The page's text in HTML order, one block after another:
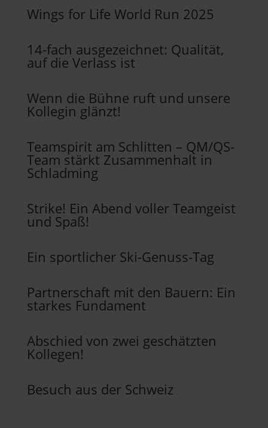
Wings for Life World Run 2025
14-fach ausgezeichnet: Qualität,
auf die Verlass ist
Wenn die Bühne ruft und unsere
Kollegin glänzt!
Teamspirit am Schlitten – QM/QS-
Team stärkt Zusammenhalt in
Schladming
Strike! Ein Abend voller Teamgeist
und Spaß!
Ein sportlicher Ski-Genuss-Tag
Partnerschaft mit den Bauern: Ein
starkes Fundament
Abschied von zwei geschätzten
Kollegen!
Besuch aus der Schweiz